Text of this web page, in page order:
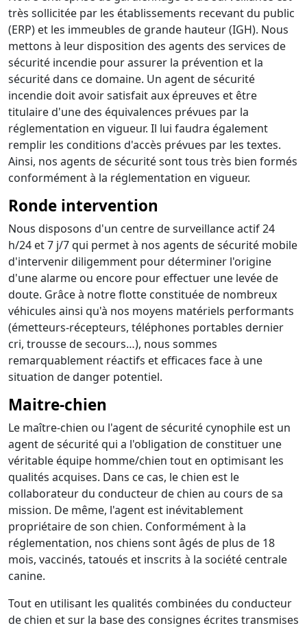
très sollicitée par les établissements recevant du public
(ERP) et les immeubles de grande hauteur (IGH). Nous
mettons à leur disposition des agents des services de
sécurité incendie pour assurer la prévention et la
sécurité dans ce domaine. Un agent de sécurité
incendie doit avoir satisfait aux épreuves et être
titulaire d'une des équivalences prévues par la
réglementation en vigueur. Il lui faudra également
remplir les conditions d'accès prévues par les textes.
Ainsi, nos agents de sécurité sont tous très bien formés
conformément à la réglementation en vigueur.
Ronde intervention
Nous disposons d'un centre de surveillance actif 24
h/24 et 7 j/7 qui permet à nos agents de sécurité mobile
d'intervenir diligemment pour déterminer l'origine
d'une alarme ou encore pour effectuer une levée de
doute. Grâce à notre flotte constituée de nombreux
véhicules ainsi qu'à nos moyens matériels performants
(émetteurs-récepteurs, téléphones portables dernier
cri, trousse de secours…), nous sommes
remarquablement réactifs et efficaces face à une
situation de danger potentiel.
Maitre-chien
Le maître-chien ou l'agent de sécurité cynophile est un
agent de sécurité qui a l'obligation de constituer une
véritable équipe homme/chien tout en optimisant les
qualités acquises. Dans ce cas, le chien est le
collaborateur du conducteur de chien au cours de sa
mission. De même, l'agent est inévitablement
propriétaire de son chien. Conformément à la
réglementation, nos chiens sont âgés de plus de 18
mois, vaccinés, tatoués et inscrits à la société centrale
canine.
Tout en utilisant les qualités combinées du conducteur
de chien et sur la base des consignes écrites transmises